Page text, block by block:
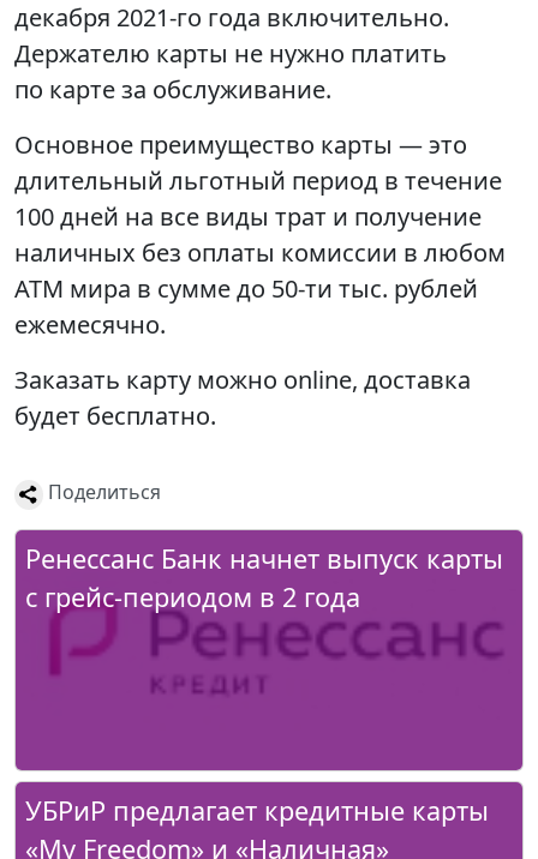
декабря 2021-го года включительно.
Держателю карты не нужно платить
по карте за обслуживание.
Основное преимущество карты — это
длительный льготный период в течение
100 дней на все виды трат и получение
наличных без оплаты комиссии в любом
ATM мира в сумме до 50-ти тыс. рублей
ежемесячно.
Заказать карту можно online, доставка
будет бесплатно.
Поделиться
Ренессанс Банк начнет выпуск карты
с грейс-периодом в 2 года
УБРиР предлагает кредитные карты
«My Freedom» и «Наличная»